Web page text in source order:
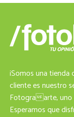
¡Somos una
cliente es nuestro
Fotograarte, uno
Esperamos que